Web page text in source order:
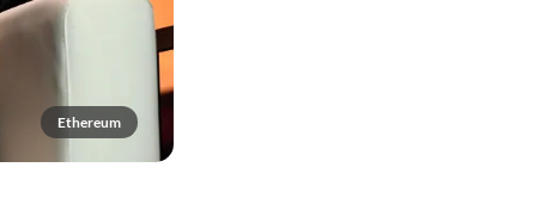
Ethereum